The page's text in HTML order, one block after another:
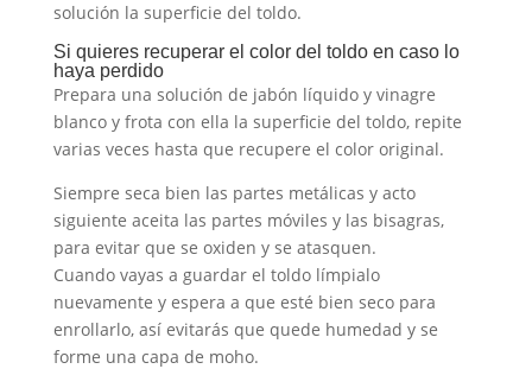
solución la superficie del toldo.
Si quieres recuperar el color del toldo en caso lo
haya perdido
Prepara una solución de jabón líquido y vinagre
blanco y frota con ella la superficie del toldo, repite
varias veces hasta que recupere el color original.
Siempre seca bien las partes metálicas y acto
siguiente aceita las partes móviles y las bisagras,
para evitar que se oxiden y se atasquen.
Cuando vayas a guardar el toldo límpialo
nuevamente y espera a que esté bien seco para
enrollarlo, así evitarás que quede humedad y se
forme una capa de moho.